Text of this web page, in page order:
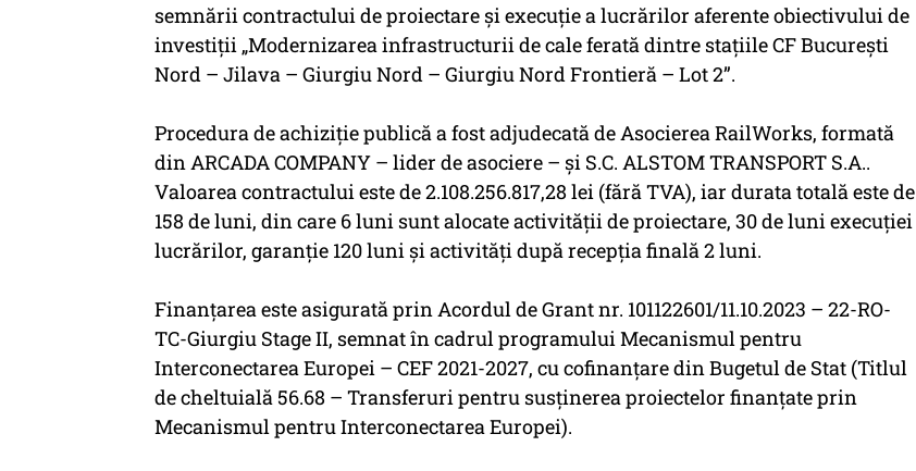
semnării contractului de proiectare și execuție a lucrărilor aferente obiectivului de
investiții „Modernizarea infrastructurii de cale ferată dintre stațiile CF București
Nord – Jilava – Giurgiu Nord – Giurgiu Nord Frontieră – Lot 2”.
Procedura de achiziție publică a fost adjudecată de Asocierea RailWorks, formată
din ARCADA COMPANY – lider de asociere – și S.C. ALSTOM TRANSPORT S.A..
Valoarea contractului este de 2.108.256.817,28 lei (fără TVA), iar durata totală este de
158 de luni, din care 6 luni sunt alocate activității de proiectare, 30 de luni execuției
lucrărilor, garanție 120 luni și activități după recepția finală 2 luni.
Finanțarea este asigurată prin Acordul de Grant nr. 101122601/11.10.2023 – 22-RO-
TC-Giurgiu Stage II, semnat în cadrul programului Mecanismul pentru
Interconectarea Europei – CEF 2021-2027, cu cofinanțare din Bugetul de Stat (Titlul
de cheltuială 56.68 – Transferuri pentru susținerea proiectelor finanțate prin
Mecanismul pentru Interconectarea Europei).